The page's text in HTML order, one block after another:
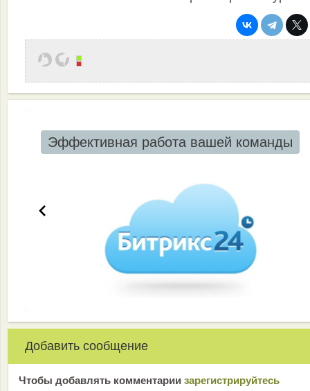
Эффективная работа вашей команды
Добавить сообщение
Чтобы добавлять комментарии зарeгиcтрирyйтeсь